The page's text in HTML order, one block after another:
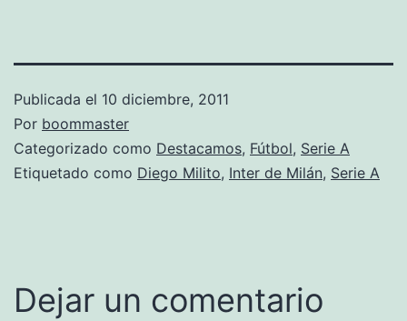
Publicada el 10 diciembre, 2011
Por boommaster
Categorizado como Destacamos, Fútbol, Serie A
Etiquetado como Diego Milito, Inter de Milán, Serie A
Dejar un comentario